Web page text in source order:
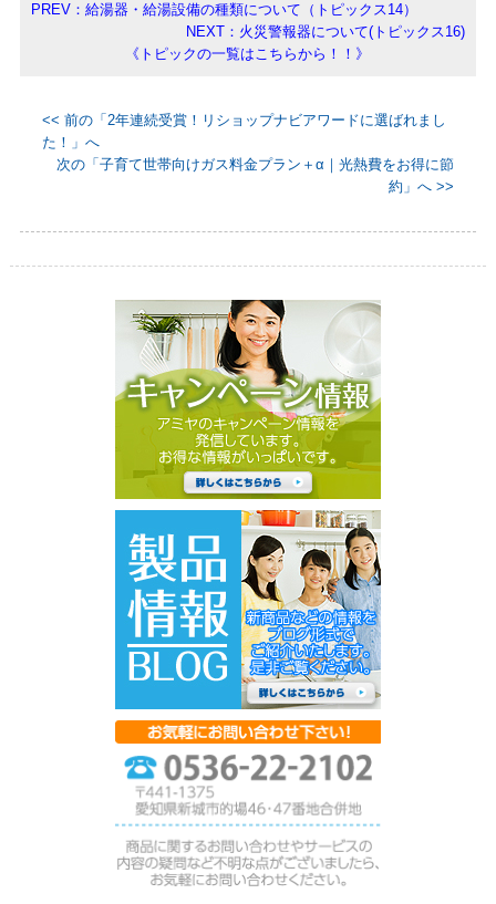
PREV：給湯器・給湯設備の種類について（トピックス14）
NEXT：火災警報器について(トピックス16)
《トピックの一覧はこちらから！！》
<< 前の「2年連続受賞！リショップナビアワードに選ばれまし
た！」へ
次の「子育て世帯向けガス料金プラン＋α｜光熱費をお得に節
約」へ >>